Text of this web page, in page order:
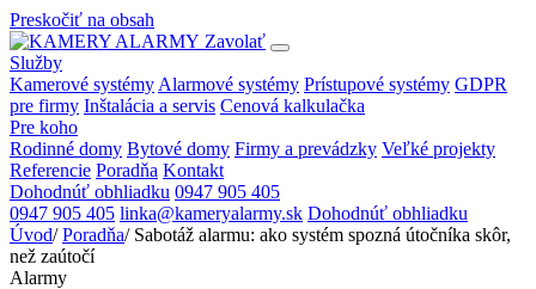
Preskočiť na obsah
Zavolať
Služby
Kamerové systémy Alarmové systémy Prístupové systémy GDPR
pre firmy Inštalácia a servis Cenová kalkulačka
Pre koho
Rodinné domy Bytové domy Firmy a prevádzky Veľké projekty
Referencie Poradňa Kontakt
Dohodnúť obhliadku 0947 905 405
0947 905 405 linka@kameryalarmy.sk Dohodnúť obhliadku
Úvod/ Poradňa/ Sabotáž alarmu: ako systém spozná útočníka skôr,
než zaútočí
Alarmy